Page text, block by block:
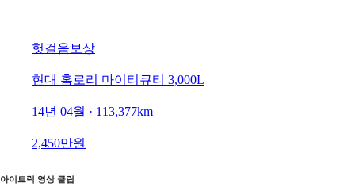
헛걸음보상
현대 홈로리 마이티큐티 3,000L
14년 04월 · 113,377km
2,450만원
아이트럭 영상 클립